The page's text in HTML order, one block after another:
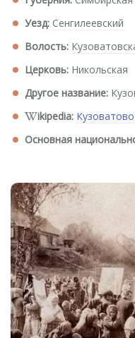
Уезд: Сенгилеевский
Волость:
Церковь: Никольская
Другое название:
ikipedia:
Основная